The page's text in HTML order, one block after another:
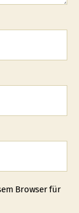
Browser für